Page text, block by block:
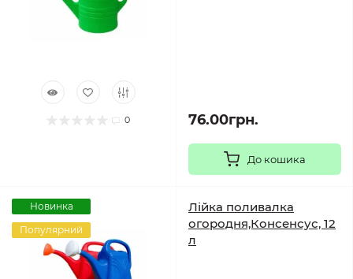
0 76.00грн.
До кошика
Новинка
Популярний
Лійка поливалка
огородня,Консенсус, 12
л